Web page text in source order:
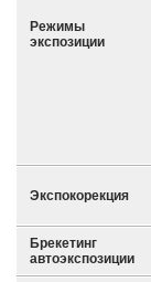
Режимы
экспозиции
Экспокорекция
Брекетинг
автоэкспозиции